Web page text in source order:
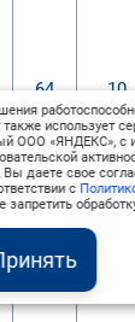
64 10
63
использует
ООО «ЯНДЕКС», с
даете свое
с